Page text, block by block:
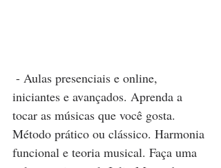
iniciantes e avançados. Aprenda a
tocar as músicas que você gosta.
Método prático ou clássico. Harmonia
funcional e teoria musical. Faça uma